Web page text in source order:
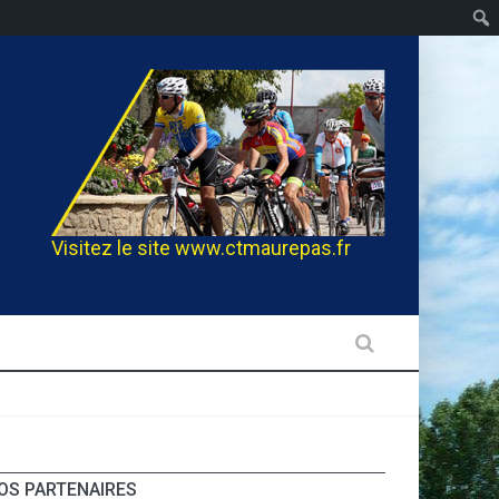
Visitez le site www.ctmaurepas.fr
PARTENAIRES